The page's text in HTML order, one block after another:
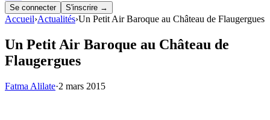
Se connecter S'inscrire →
Accueil›Actualités›Un Petit Air Baroque au Château de Flaugergues
Un Petit Air Baroque au Château de
Flaugergues
Fatma Alilate·2 mars 2015